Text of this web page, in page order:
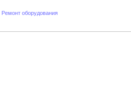
Ремонт оборудования